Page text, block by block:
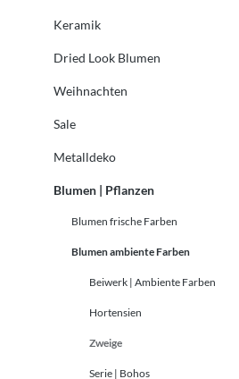
Keramik
Dried Look Blumen
Weihnachten
Sale
Metalldeko
Blumen | Pflanzen
Blumen frische Farben
Blumen ambiente Farben
Beiwerk | Ambiente Farben
Hortensien
Zweige
Serie | Bohos